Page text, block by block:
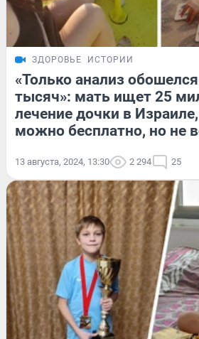
ЗДОРОВЬЕ ИСТОРИИ
«Только анализ
тысяч»: мать ищет 25
лечение дочки в
можно бесплатно, но не
13 августа, 2024, 13:30 2 294 25